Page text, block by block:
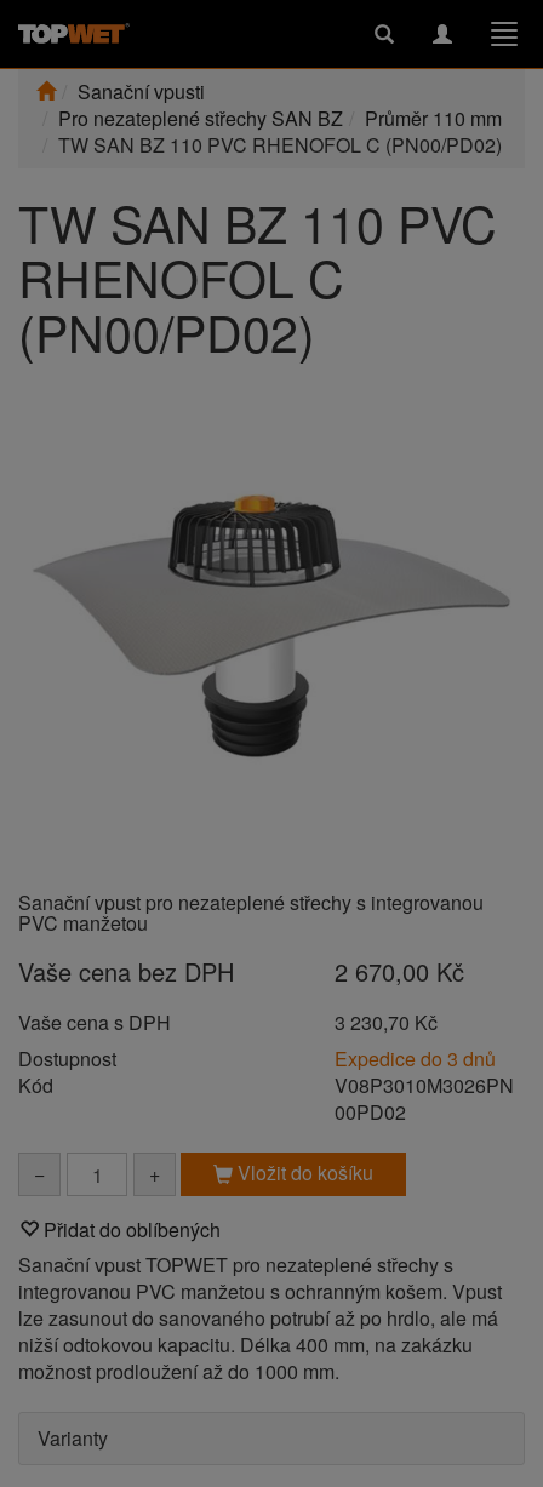
Toggle
Toggle
Sanační vpusti
Pro nezateplené střechy SAN BZ
Průměr 110 mm
TW SAN BZ 110 PVC RHENOFOL C (PN00/PD02)
TW SAN BZ 110 PVC
RHENOFOL C
(PN00/PD02)
Sanační vpust pro nezateplené střechy s integrovanou
PVC manžetou
Vaše cena bez DPH 2 670,00 Kč
Vaše cena s DPH
3 230,70 Kč
Dostupnost
Expedice do 3 dnů
Kód
V08P3010M3026PN
00PD02
− + Vložit do košíku
Přidat do oblíbených
Sanační vpust TOPWET pro nezateplené střechy s
integrovanou PVC manžetou s ochranným košem. Vpust
lze zasunout do sanovaného potrubí až po hrdlo, ale má
nižší odtokovou kapacitu. Délka 400 mm, na zakázku
možnost prodloužení až do 1000 mm.
Varianty